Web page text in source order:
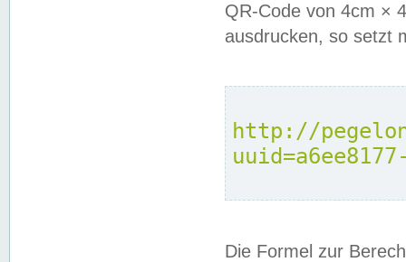
QR-Code von 4cm ×
ausdrucken, so setzt
http://
Die Formel zur